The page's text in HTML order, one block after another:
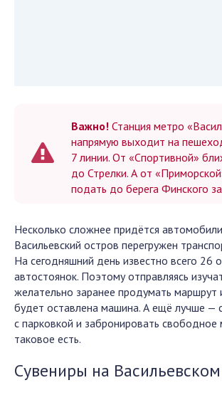
Важно! Станция метро
напрямую выходит на
7 линии. От «Спортивной»
до Стрелки. А от
подать до берега Финского
Несколько сложнее придётся
Васильевский остров перегружен
На сегодняшний день известно всего 26
автостоянок. Поэтому отправляясь
желательно заранее продумать маршрут
будет оставлена машина. А ещё лучше —
с парковкой и забронировать свободное
таковое есть.
Сувениры на